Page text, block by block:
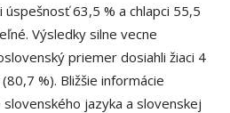
úspešnosť 63,5 % a chlapci 55,5
Výsledky silne vecne
priemer dosiahli žiaci 4
%). Bližšie informácie
jazyka a slovenskej